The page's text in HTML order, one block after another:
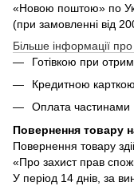
«Новою поштою» по
(при замовленні від
Більше інформації
Готівкою при
Кредитною карткою
Оплата частинами
Повернення товару
Повернення товару
«Про захист прав
У період 14 днів, за